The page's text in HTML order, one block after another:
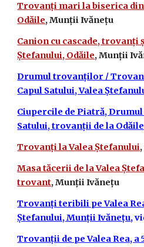
Trovanți mari la biserica
Odăile, Munții Ivănețu
Canion cu cascade, trovanți
Ștefanului, Odăile, Munții
Drumul trovanților /
Capul Satului, Valea
Ciupercile de Piatră,
Satului, trovanții de la
Trovanți la Valea Ștefanului
Masa tăcerii de la Valea
trovant, Munții Ivănețu
Trovanți teribili pe Valea
Ștefanului, Munții Ivănețu,
Trovanții de pe Valea Rea, a